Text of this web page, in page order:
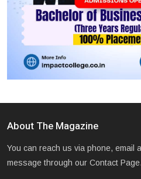
About The Magazine
You can reach us via phone, email
message through our Contact Page.